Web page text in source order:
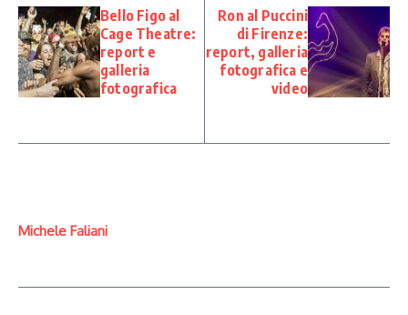
Bello Figo al
Cage Theatre:
report e
galleria
fotografica
Ron al Puccini
di Firenze:
report, galleria
fotografica e
video
Michele Faliani